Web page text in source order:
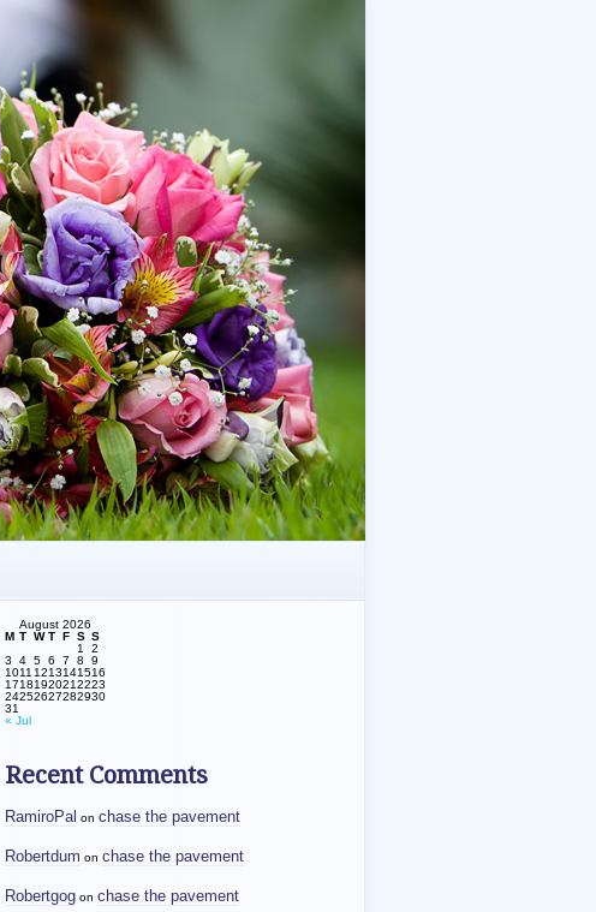
August 2026
M T W T F S S
1
2
3
4 5 6 7 8
9
1011 1213141516
17181920212223
24252627282930
31
« Jul
Recent Comments
RamiroPal on chase the pavement
Robertdum on chase the pavement
Robertgog on chase the pavement